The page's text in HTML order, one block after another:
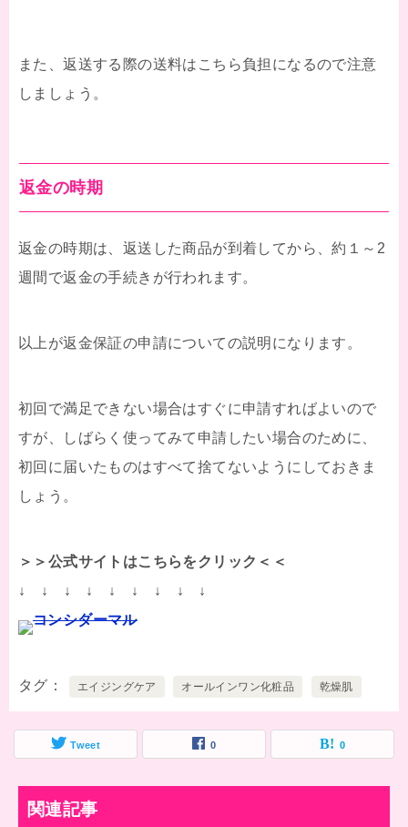
また、返送する際の送料はこちら負担になるので注意
しましょう。
返金の時期
返金の時期は、返送した商品が到着してから、約１～2
週間で返金の手続きが行われます。
以上が返金保証の申請についての説明になります。
初回で満足できない場合はすぐに申請すればよいので
すが、しばらく使ってみて申請したい場合のために、
初回に届いたものはすべて捨てないようにしておきま
しょう。
＞＞公式サイトはこちらをクリック＜＜
↓ ↓ ↓ ↓ ↓ ↓ ↓ ↓ ↓
コンシダーマル
タグ エイジングケア オールインワン化粧品 乾燥肌
Tweet 0 0
関連記事